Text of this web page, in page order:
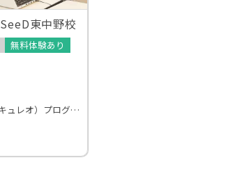
東中野校
無料体験あり
QUREO（キュレオ）プログラミング教室